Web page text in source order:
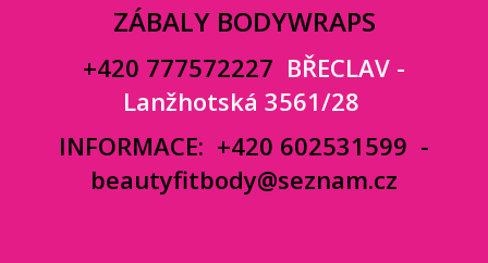
ZÁBALY BODYWRAPS
+420 777572227 BŘECLAV -
Lanžhotská 3561/28
INFORMACE: +420 602531599 -
beautyfitbody@seznam.cz